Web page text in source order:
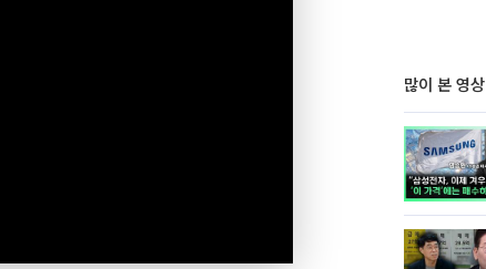
많이 본 영상